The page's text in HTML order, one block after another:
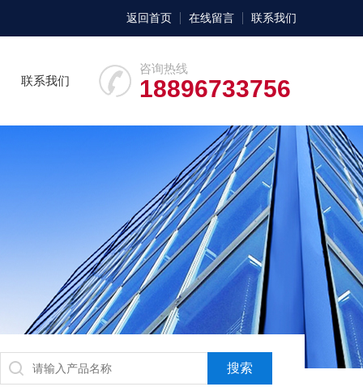
返回首页 在线留言 联系我们
咨询热线
18896733756
联系我们